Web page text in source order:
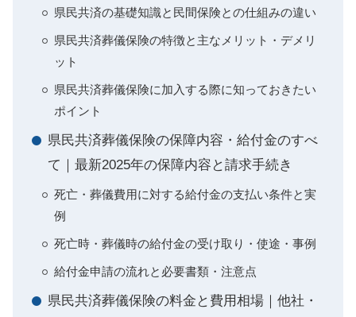
県民共済の基礎知識と民間保険との仕組みの違い
県民共済葬儀保険の特徴と主なメリット・デメリ
ット
県民共済葬儀保険に加入する際に知っておきたい
ポイント
県民共済葬儀保険の保障内容・給付金のすべ
て｜最新2025年の保障内容と請求手続き
死亡・葬儀費用に対する給付金の支払い条件と実
例
死亡時・葬儀時の給付金の受け取り・使途・事例
給付金申請の流れと必要書類・注意点
県民共済葬儀保険の料金と費用相場｜他社・